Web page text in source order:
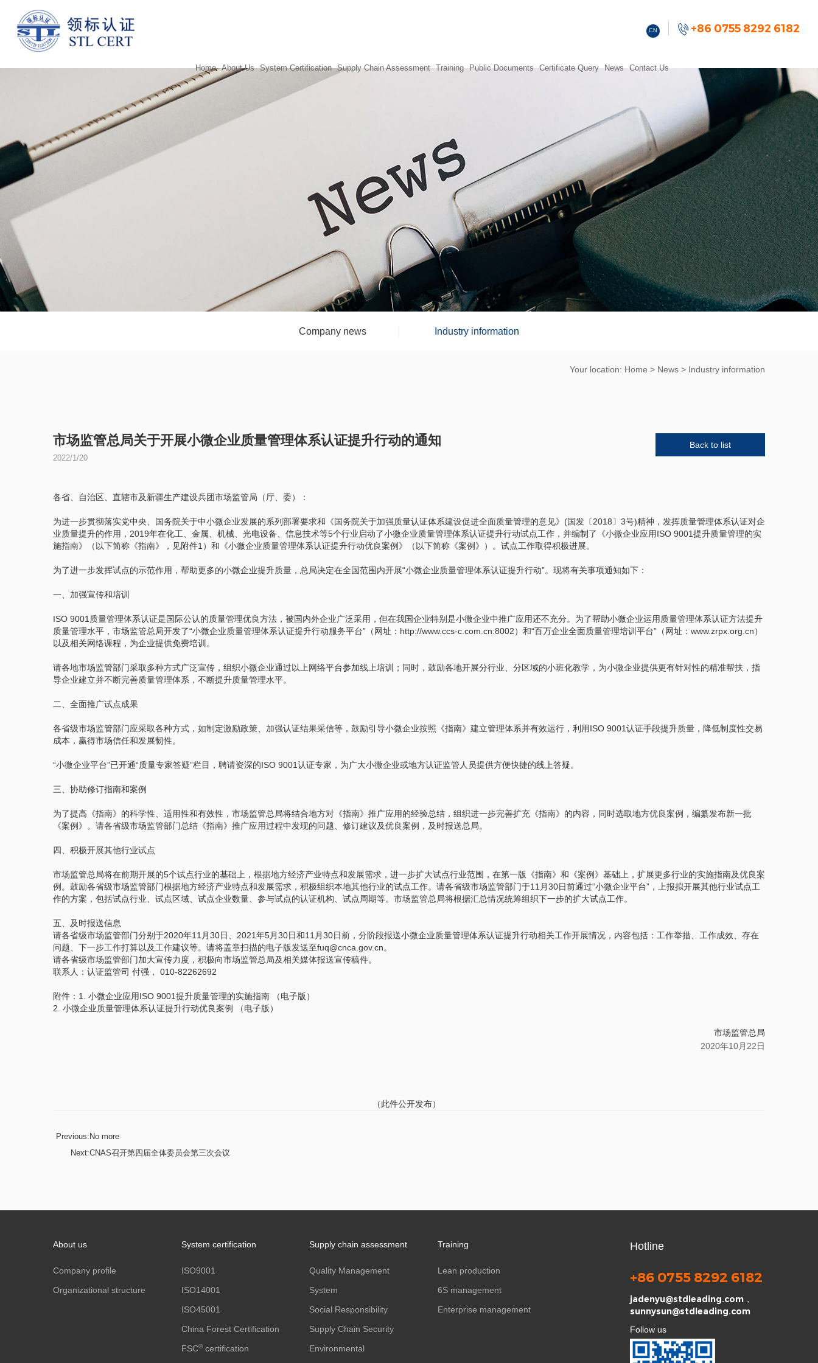
CN +86 0755 8292 6182
Home About Us System Certification Supply Chain Assessment Training Public Documents Certificate Query News Contact Us
Company news Industry information
Your location: Home > News > Industry information
市场监管总局关于开展小微企业质量管理体系认证提升行动的通知
2022/1/20
Back to list
各省、自治区、直辖市及新疆生产建设兵团市场监管局（厅、委）：
为进一步贯彻落实党中央、国务院关于中小微企业发展的系列部署要求和《国务院关于加强质量认证体系建设促进全面质量管理的意见》(国发〔2018〕3号)精神，发挥质量管理体系认证对企
业质量提升的作用，2019年在化工、金属、机械、光电设备、信息技术等5个行业启动了小微企业质量管理体系认证提升行动试点工作，并编制了《小微企业应用ISO 9001提升质量管理的实
施指南》（以下简称《指南》，见附件1）和《小微企业质量管理体系认证提升行动优良案例》（以下简称《案例》）。试点工作取得积极进展。
为了进一步发挥试点的示范作用，帮助更多的小微企业提升质量，总局决定在全国范围内开展“小微企业质量管理体系认证提升行动”。现将有关事项通知如下：
一、加强宣传和培训
ISO 9001质量管理体系认证是国际公认的质量管理优良方法，被国内外企业广泛采用，但在我国企业特别是小微企业中推广应用还不充分。为了帮助小微企业运用质量管理体系认证方法提升
质量管理水平，市场监管总局开发了“小微企业质量管理体系认证提升行动服务平台”（网址：http://www.ccs-c.com.cn:8002）和“百万企业全面质量管理培训平台”（网址：www.zrpx.org.cn）
以及相关网络课程，为企业提供免费培训。
请各地市场监管部门采取多种方式广泛宣传，组织小微企业通过以上网络平台参加线上培训；同时，鼓励各地开展分行业、分区域的小班化教学，为小微企业提供更有针对性的精准帮扶，指
导企业建立并不断完善质量管理体系，不断提升质量管理水平。
二、全面推广试点成果
各省级市场监管部门应采取各种方式，如制定激励政策、加强认证结果采信等，鼓励引导小微企业按照《指南》建立管理体系并有效运行，利用ISO 9001认证手段提升质量，降低制度性交易
成本，赢得市场信任和发展韧性。
“小微企业平台”已开通“质量专家答疑”栏目，聘请资深的ISO 9001认证专家，为广大小微企业或地方认证监管人员提供方便快捷的线上答疑。
三、协助修订指南和案例
为了提高《指南》的科学性、适用性和有效性，市场监管总局将结合地方对《指南》推广应用的经验总结，组织进一步完善扩充《指南》的内容，同时选取地方优良案例，编纂发布新一批
《案例》。请各省级市场监管部门总结《指南》推广应用过程中发现的问题、修订建议及优良案例，及时报送总局。
四、积极开展其他行业试点
市场监管总局将在前期开展的5个试点行业的基础上，根据地方经济产业特点和发展需求，进一步扩大试点行业范围，在第一版《指南》和《案例》基础上，扩展更多行业的实施指南及优良案
例。鼓励各省级市场监管部门根据地方经济产业特点和发展需求，积极组织本地其他行业的试点工作。请各省级市场监管部门于11月30日前通过“小微企业平台”，上报拟开展其他行业试点工
作的方案，包括试点行业、试点区域、试点企业数量、参与试点的认证机构、试点周期等。市场监管总局将根据汇总情况统筹组织下一步的扩大试点工作。
五、及时报送信息
请各省级市场监管部门分别于2020年11月30日、2021年5月30日和11月30日前，分阶段报送小微企业质量管理体系认证提升行动相关工作开展情况，内容包括：工作举措、工作成效、存在
问题、下一步工作打算以及工作建议等。请将盖章扫描的电子版发送至fuq@cnca.gov.cn。
请各省级市场监管部门加大宣传力度，积极向市场监管总局及相关媒体报送宣传稿件。
联系人：认证监管司 付强， 010-82262692
附件：1. 小微企业应用ISO 9001提升质量管理的实施指南 （电子版）
2. 小微企业质量管理体系认证提升行动优良案例 （电子版）
市场监管总局
2020年10月22日
（此件公开发布）
Previous: No more
Next:CNAS召开第四届全体委员会第三次会议
About us
Company profile
Organizational structure
System certification
ISO9001
ISO14001
ISO45001
China Forest Certification
FSC®certification
Supply chain assessment
Quality Management
System
Social Responsibility
Supply Chain Security
Environmental
Training
Lean production
6S management
Enterprise management
Hotline
+86 0755 8292 6182
jadenyu@stdleading.com，
sunnysun@stdleading.com
Follow us